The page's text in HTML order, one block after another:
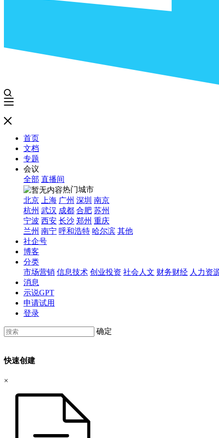
首页
文档
专题
会议
全部 直播间
热门城市
北京
上海 广州 深圳 南京
杭州 武汉 成都 合肥 苏州
宁波 西安 长沙 郑州 重庆
兰州 南宁 呼和浩特 哈尔滨 其他
社企号
博客
分类
市场营销 信息技术 创业投资 社会人文 财务财经 人力资
消息
示说GPT
申请试用
登录
确定
快速创建
×